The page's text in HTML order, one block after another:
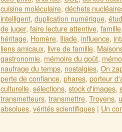
cuisine moléculaire, déchets
intelligent, duplication numérique,
de juger, faire lecture attentive, famille
héritage, Homère, Iliade, influence,
liens amicaux, livre de famille,
gastronomie, mémoire du goût,
naufrage du temps, nostalgies, On
perte de confiance, phares, porteur
culturelle, sélections, stock d'images,
transmetteurs, transmettre, Troyens,
absolues, vérités scientifiques | Un